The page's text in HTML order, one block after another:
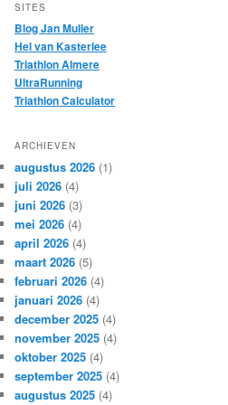
SITES
Blog Jan Muller
Hel van Kasterlee
Triathlon Almere
UltraRunning
Triathlon Calculator
ARCHIEVEN
augustus 2026 (1)
juli 2026 (4)
juni 2026 (3)
mei 2026 (4)
april 2026 (4)
maart 2026 (5)
februari 2026 (4)
januari 2026 (4)
december 2025 (4)
november 2025 (4)
oktober 2025 (4)
september 2025 (4)
augustus 2025 (4)